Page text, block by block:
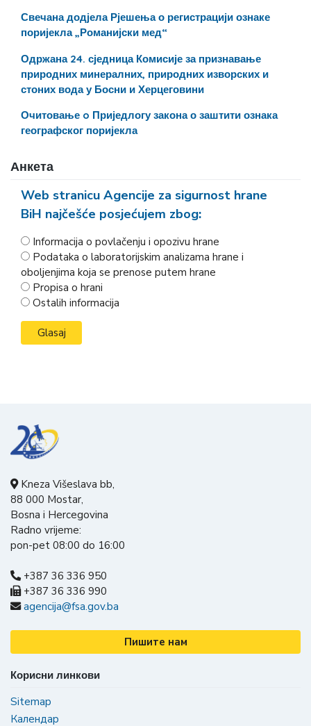
Свечана додјела Рјешења о регистрацији ознаке
поријекла „Романијски мед“
Одржана 24. сједница Комисије за признавање
природних минералних, природних изворских и
стоних вода у Босни и Херцеговини
Очитовање o Приједлогу закона о заштити ознака
географског поријекла
Анкета
Web stranicu Agencije za sigurnost hrane
BiH najčešće posjećujem zbog:
Informacija o povlačenju i opozivu hrane
Podataka o laboratorijskim analizama hrane i
oboljenjima koja se prenose putem hrane
Propisa o hrani
Ostalih informacija
Kneza Višeslava bb,
88 000 Mostar,
Bosna i Hercegovina
Radno vrijeme:
pon-pet 08:00 do 16:00
+387 36 336 950
+387 36 336 990
agencija@fsa.gov.ba
Пишите нам
Корисни линкови
Sitemap
Календар